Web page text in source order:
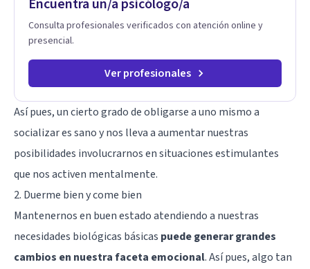
Encuentra un/a psicólogo/a
Consulta profesionales verificados con atención online y
presencial.
Ver profesionales
Así pues, un cierto grado de obligarse a uno mismo a
socializar es sano y nos lleva a aumentar nuestras
posibilidades involucrarnos en situaciones estimulantes
que nos activen mentalmente.
2. Duerme bien y come bien
Mantenernos en buen estado atendiendo a nuestras
necesidades biológicas básicas puede generar grandes
cambios en nuestra faceta emocional. Así pues, algo tan